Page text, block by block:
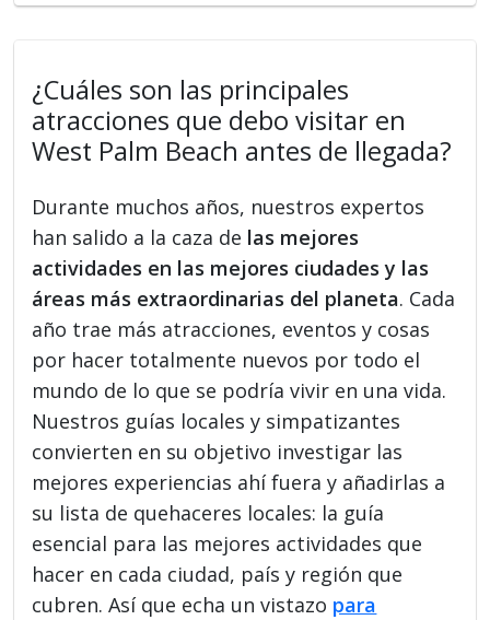
¿Cuáles son las principales
atracciones que debo visitar en
West Palm Beach antes de llegada?
Durante muchos años, nuestros expertos
han salido a la caza de las mejores
actividades en las mejores ciudades y las
áreas más extraordinarias del planeta. Cada
año trae más atracciones, eventos y cosas
por hacer totalmente nuevos por todo el
mundo de lo que se podría vivir en una vida.
Nuestros guías locales y simpatizantes
convierten en su objetivo investigar las
mejores experiencias ahí fuera y añadirlas a
su lista de quehaceres locales: la guía
esencial para las mejores actividades que
hacer en cada ciudad, país y región que
cubren. Así que echa un vistazo para